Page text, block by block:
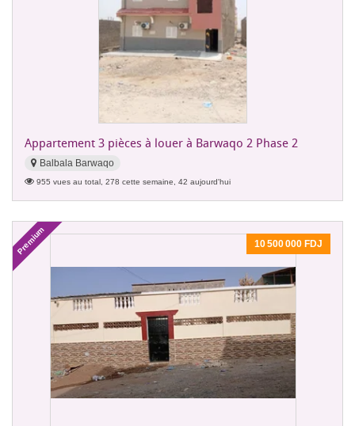
Appartement 3 pièces à louer à Barwaqo 2 Phase 2
Balbala Barwaqo
955 vues au total, 278 cette semaine, 42 aujourd'hui
Premium 10 500 000 FDJ